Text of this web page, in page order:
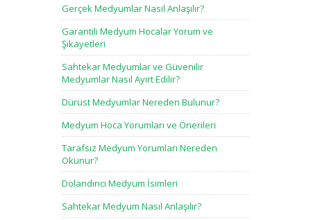
Gerçek Medyumlar Nasıl Anlaşılır?
Garantili Medyum Hocalar Yorum ve
Şikayetleri
Sahtekar Medyumlar ve Güvenilir
Medyumlar Nasıl Ayırt Edilir?
Dürüst Medyumlar Nereden Bulunur?
Medyum Hoca Yorumları ve Önerileri
Tarafsız Medyum Yorumları Nereden
Okunur?
Dolandırıcı Medyum İsimleri
Sahtekar Medyum Nasıl Anlaşılır?